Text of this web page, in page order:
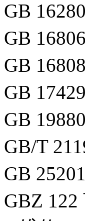
GB
GB
GB
GB
GB
GB/T
GB
GBZ